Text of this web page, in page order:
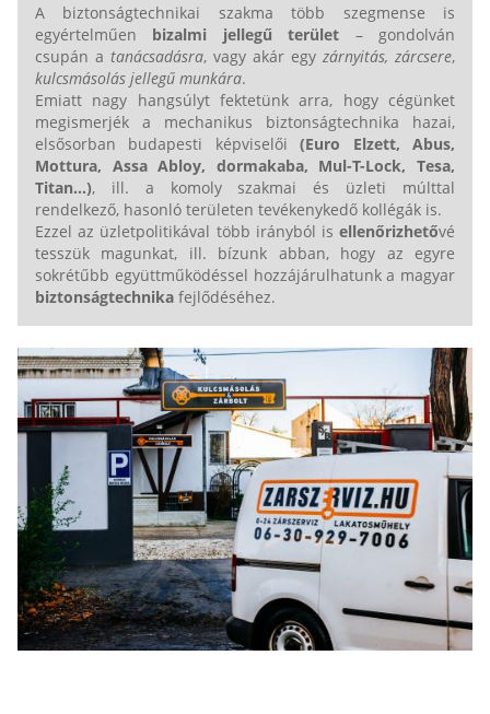
A biztonságtechnikai szakma több szegmense is
egyértelműen bizalmi jellegű terület – gondolván
csupán a tanácsadásra, vagy akár egy zárnyitás, zárcsere,
kulcsmásolás jellegű munkára.
Emiatt nagy hangsúlyt fektetünk arra, hogy cégünket
megismerjék a mechanikus biztonságtechnika hazai,
elsősorban budapesti képviselői(Euro Elzett,Abus,
Mottura, Assa Abloy, dormakaba, Mul-T-Lock, Tesa,
Titan...), ill. a komoly szakmai és üzleti múlttal
rendelkező, hasonló területen tevékenykedő kollégák is.
Ezzel az üzletpolitikával több irányból is ellenőrizhetővé
tesszük magunkat, ill. bízunk abban, hogy az egyre
sokrétűbb együttműködéssel hozzájárulhatunk a magyar
biztonságtechnika fejlődéséhez.